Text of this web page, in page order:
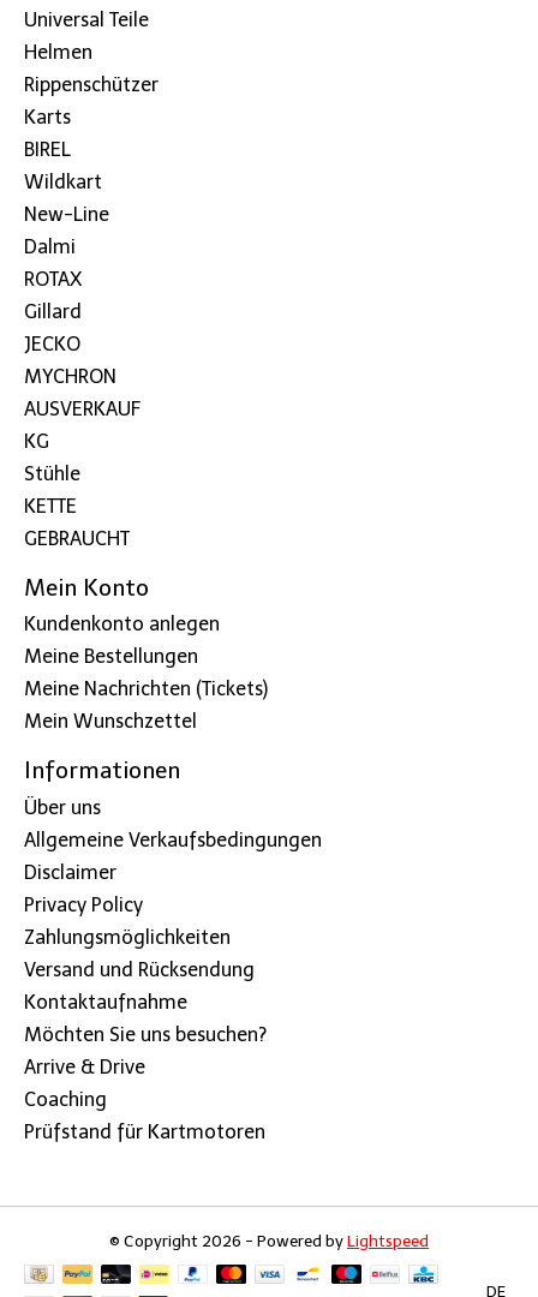
Universal Teile
Helmen
Rippenschützer
Karts
BIREL
Wildkart
New-Line
Dalmi
ROTAX
Gillard
JECKO
MYCHRON
AUSVERKAUF
KG
Stühle
KETTE
GEBRAUCHT
Mein Konto
Kundenkonto anlegen
Meine Bestellungen
Meine Nachrichten (Tickets)
Mein Wunschzettel
Informationen
Über uns
Allgemeine Verkaufsbedingungen
Disclaimer
Privacy Policy
Zahlungsmöglichkeiten
Versand und Rücksendung
Kontaktaufnahme
Möchten Sie uns besuchen?
Arrive & Drive
Coaching
Prüfstand für Kartmotoren
© Copyright 2026 - Powered byLightspeed
DE